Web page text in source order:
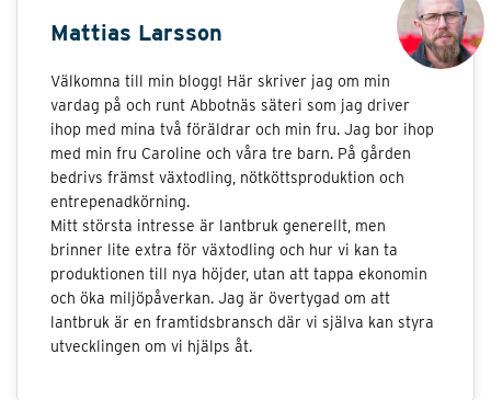
Mattias Larsson
Välkomna till min blogg! Här skriver jag om min
vardag på och runt Abbotnäs säteri som jag driver
ihop med mina två föräldrar och min fru. Jag bor ihop
med min fru Caroline och våra tre barn. På gården
bedrivs främst växtodling, nötköttsproduktion och
entrepenadkörning.
Mitt största intresse är lantbruk generellt, men
brinner lite extra för växtodling och hur vi kan ta
produktionen till nya höjder, utan att tappa ekonomin
och öka miljöpåverkan. Jag är övertygad om att
lantbruk är en framtidsbransch där vi själva kan styra
utvecklingen om vi hjälps åt.